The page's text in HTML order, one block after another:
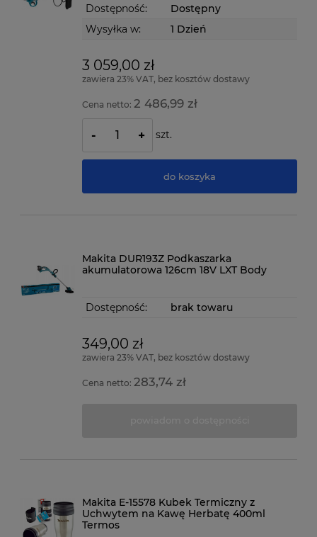
Dostępność:
Dostępny
Wysyłka w:
1 Dzień
3 059,00 zł
zawiera 23% VAT, bez kosztów dostawy
Cena netto:2 486,99 zł
- + szt.
do koszyka
Makita DUR193Z Podkaszarka
akumulatorowa 126cm 18V LXT Body
Dostępność: brak towaru
349,00 zł
zawiera 23% VAT, bez kosztów dostawy
Cena netto: 283,74 zł
Makita E-15578 Kubek Termiczny z
Uchwytem na Kawę Herbatę 400ml
Termos